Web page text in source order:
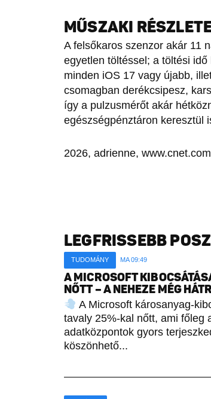
MŰSZAKI
A felsőkaros szenzor akár 11
egyetlen töltéssel; a töltési
minden iOS 17 vagy újabb,
csomagban derékcsipesz,
így a pulzusmérőt akár
egészségpénztáron keresztül
2026, adrienne,
LEGFRISSEBB
TUDOMÁNY MA 09:49
A MICROSOFT
NŐTT – A NEHEZE MÉG
A Microsoft károsanyag-
tavaly 25%-kal nőtt, ami főleg
adatközpontok gyors
köszönhető...